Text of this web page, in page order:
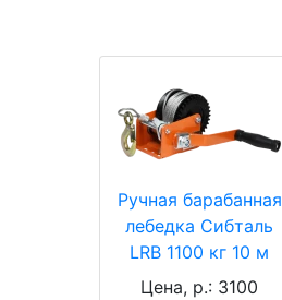
Ручная барабанная
лебедка Сибталь
LRB 1100 кг 10 м
Цена, р.: 3100